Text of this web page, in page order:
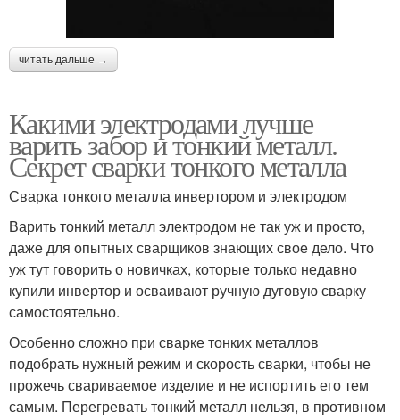
читать дальше →
Какими электродами лучше
варить забор и тонкий металл.
Секрет сварки тонкого металла
Сварка тонкого металла инвертором и электродом
Варить тонкий металл электродом не так уж и просто,
даже для опытных сварщиков знающих свое дело. Что
уж тут говорить о новичках, которые только недавно
купили инвертор и осваивают ручную дуговую сварку
самостоятельно.
Особенно сложно при сварке тонких металлов
подобрать нужный режим и скорость сварки, чтобы не
прожечь свариваемое изделие и не испортить его тем
самым. Перегревать тонкий металл нельзя, в противном